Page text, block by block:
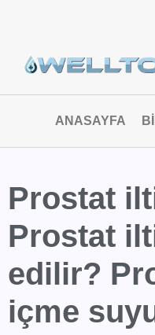
ANASAYFA
Prostat
Prostat
edilir?
içme